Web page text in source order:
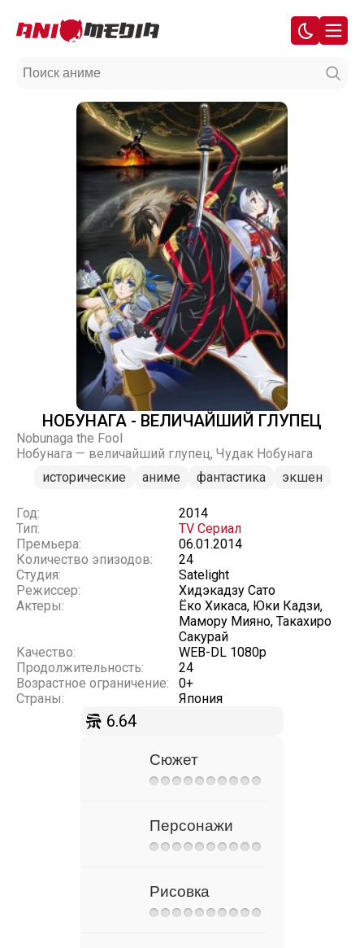
НОБУНАГА - ВЕЛИЧАЙШИЙ ГЛУПЕЦ
Nobunaga the Fool
Нобунага — величайший глупец, Чудак Нобунага
исторические
аниме фантастика экшен
Год:
2014
Тип:
TV Сериал
Премьера:
06.01.2014
Количество эпизодов:
24
Студия:
Satelight
Режиссер:
Хидэкадзу Сато
Актеры:
Ёко Хикаса, Юки Кадзи,
Мамору Мияно, Такахиро
Сакурай
Качество:
WEB-DL 1080p
Продолжительность:
24
Возрастное ограничение:
0+
Страны:
Япония
6.64
Сюжет
Персонажи
Рисовка